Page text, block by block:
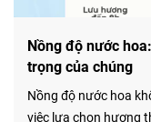
Nồng độ nước
trọng của chúng
Nồng độ nước hoa
việc lựa chọn hương